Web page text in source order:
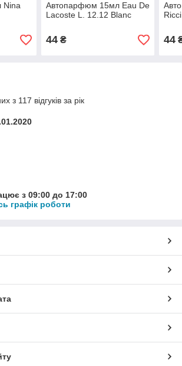
Nina
Автопарфюм 15мл Eau De
Lacoste L. 12.12 Blanc
44₴ 44
з 117 відгуків за рік
з 09:00 до 17:00
графік роботи